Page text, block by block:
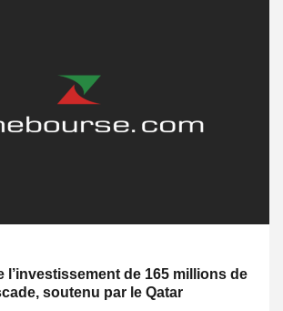
l’investissement de 165 millions de
soutenu par le Qatar